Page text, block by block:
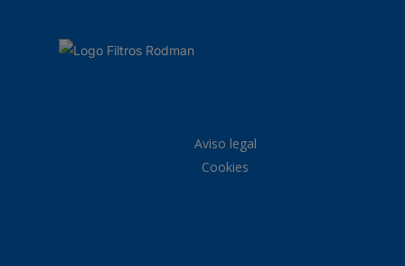
Aviso legal
Cookies